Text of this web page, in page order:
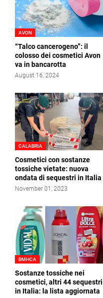
AVON
“Talco cancerogeno”: il
colosso dei cosmetici Avon
va in bancarotta
August 16, 2024
CALABRIA
Cosmetici con sostanze
tossiche vietate: nuova
ondata di sequestri in Italia
November 01, 2023
BMHCA
Sostanze tossiche nei
cosmetici, altri 44 sequestri
in Italia: la lista aggiornata